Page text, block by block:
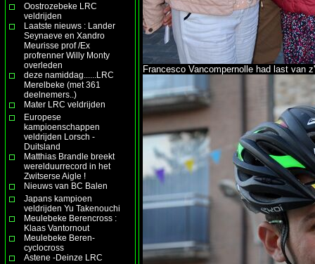
Oostrozebeke LRC
veldrijden
Laatste nieuws : Lander
Seynaeve en Xandro
Meurisse prof /Ex
profrenner Willy Monty
overleden
deze namiddag......LRC
Merelbeke (met 361
deelnemers..)
Mater LRC veldrijden
Europese
kampioenschappen
veldrijden Lorsch -
Duitsland
Matthias Brandle breekt
werelduurrecord in het
Zwitserse Aigle !
Nieuws van BC Balen
Japans kampioen
veldrijden Yu Takenouchi
Meulebeke Berencross :
Klaas Vantornout
Meulebeke Beren-
cyclocross
Astene -Deinze LRC
Francesco Vancompernolle had last van